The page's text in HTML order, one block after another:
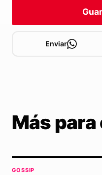
Enviar
Más
GOSSIP